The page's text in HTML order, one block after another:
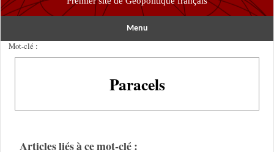
Menu
Mot-clé :
Paracels
Articles liés à ce mot-clé :